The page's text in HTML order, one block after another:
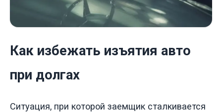
Как избежать изъятия авто
при долгах
Ситуация, при которой заемщик сталкивается